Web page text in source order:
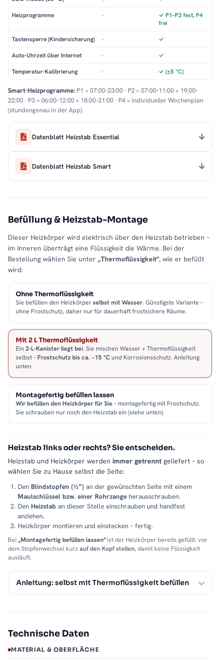
Heizprogramme –
✓ P1–P3 fest, P4
frei
Tastensperre (Kindersicherung) – ✓
Auto-Uhrzeit über Internet – ✓
Temperatur-Kalibrierung – ✓ (±5 °C)
Smart-Heizprogramme: P1 = 07:00–23:00 · P2 = 07:00–11:00 + 19:00–
22:00 · P3 = 06:00–12:00 + 18:00–21:00 · P4 = individueller Wochenplan
(stundengenau in der App).
Datenblatt Heizstab Essential
Datenblatt Heizstab Smart
Befüllung & Heizstab-Montage
Dieser Heizkörper wird elektrisch über den Heizstab betrieben –
im Inneren überträgt eine Flüssigkeit die Wärme. Bei der
Bestellung wählen Sie unter „Thermoflüssigkeit", wie er befüllt
wird:
Ohne Thermoflüssigkeit
Sie befüllen den Heizkörperselbst mit Wasser. Günstigste Variante –
ohne Frostschutz, daher nur für dauerhaft frostsichere Räume.
Mit 2 L Thermoflüssigkeit
Ein 2-L-Kanister liegt bei. Sie mischen Wasser + Thermoflüssigkeit
selbst –Frostschutz bis ca. −15 °Cund Korrosionsschutz. Anleitung
unten.
Montagefertig befüllen lassen
Wir befüllen den Heizkörper für Sie– montagefertig mit Frostschutz.
Sie schrauben nur noch den Heizstab ein (siehe unten).
Heizstab links oder rechts? Sie entscheiden.
Heizstab und Heizkörper werden immer getrennt geliefert – so
wählen Sie zu Hause selbst die Seite:
Den Blindstopfen (½″) an der gewünschten Seite mit einem
Maulschlüssel bzw. einer Rohrzange herausschrauben.
Den Heizstab an dieser Stelle einschrauben und handfest
anziehen.
Heizkörper montieren und einstecken – fertig.
Bei „Montagefertig befüllen lassen"ist der Heizkörper bereits gefüllt: vor
dem Stopfenwechsel kurzauf den Kopf stellen, damit keine Flüssigkeit
ausläuft.
Anleitung: selbst mit Thermoflüssigkeit befüllen
Technische Daten
MATERIAL & OBERFLÄCHE